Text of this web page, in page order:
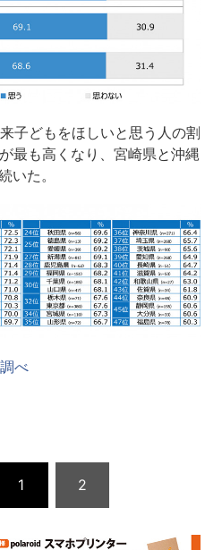
子どもをほしいと思う人の割
最も高くなり、宮崎県と沖縄
いた。
べ
1 2